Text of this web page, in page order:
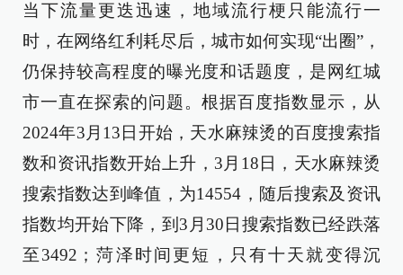
当下流量更迭迅速，地域流行梗只能流行一
时，在网络红利耗尽后，城市如何实现“出圈”，
仍保持较高程度的曝光度和话题度，是网红城
市一直在探索的问题。根据百度指数显示，从
2024年3月13日开始，天水麻辣烫的百度搜索指
数和资讯指数开始上升，3月18日，天水麻辣烫
搜索指数达到峰值，为14554，随后搜索及资讯
指数均开始下降，到3月30日搜索指数已经跌落
至3492；菏泽时间更短，只有十天就变得沉